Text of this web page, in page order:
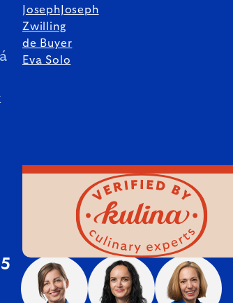
JosephJoseph
Zwilling
de Buyer
Eva Solo